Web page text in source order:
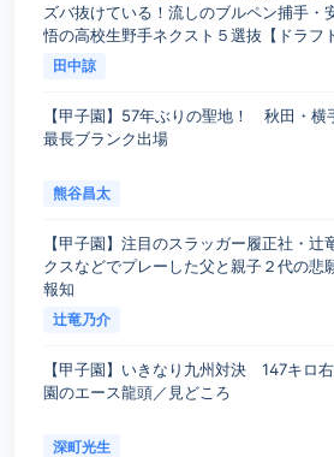
ズバ抜けている！流しのブルペン捕手・
悟の高校生野手ネクスト５選抜【ドラフ
知田中諒
【甲子園】57年ぶりの聖地！ 秋田・
最長ブランク出場
熊谷昌太
【甲子園】注目のスラッガー履正社・
クスなどでプレーした父と親子２代の
報知
辻竜乃介
【甲子園】いきなり九州対決 147キロ
園のエース龍頭／見どころ
深町光生